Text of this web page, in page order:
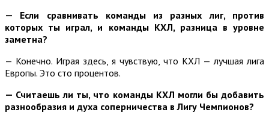
— Если сравнивать команды из разных лиг, против
которых ты играл, и команды КХЛ, разница в уровне
заметна?
— Конечно. Играя здесь, я чувствую, что КХЛ — лучшая лига
Европы. Это сто процентов.
— Считаешь ли ты, что команды КХЛ могли бы добавить
разнообразия и духа соперничества в Лигу Чемпионов?